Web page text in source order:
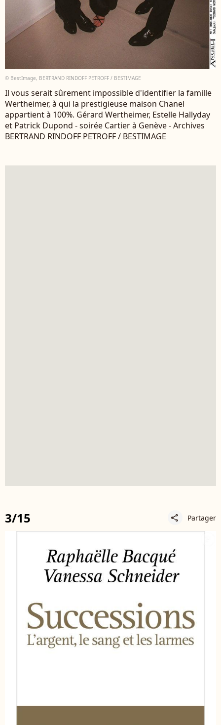
© BestImage, BERTRAND RINDOFF PETROFF / BESTIMAGE
Il vous serait sûrement impossible d'identifier la famille
Wertheimer, à qui la prestigieuse maison Chanel
appartient à 100%. Gérard Wertheimer, Estelle Hallyday
et Patrick Dupond - soirée Cartier à Genève - Archives
BERTRAND RINDOFF PETROFF / BESTIMAGE
3/15 share Partager